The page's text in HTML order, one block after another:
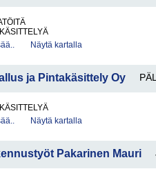
Näytä kartalla
ja Pintakäsittely Oy
Näytä kartalla
Pakarinen Mauri